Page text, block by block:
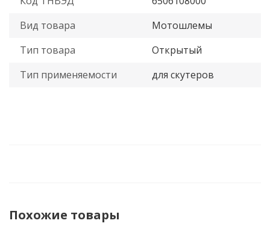
Вид товара
Мотошлемы
Тип товара
Открытый
Тип применяемости
для скутеров
Похожие товары